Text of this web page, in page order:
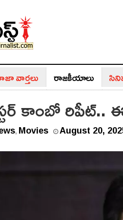
వార్తలు రాజ‌కీయాలు
కాంబో రిపీట్..
, Movies August 20,